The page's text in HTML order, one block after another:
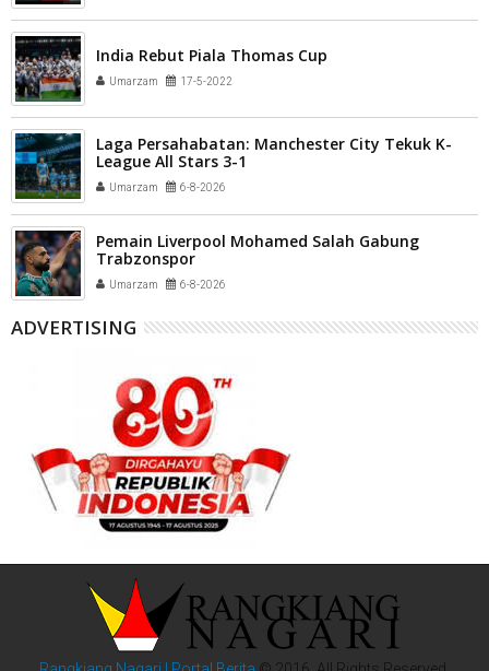
India Rebut Piala Thomas Cup
Umarzam 17-5-2022
Laga Persahabatan: Manchester City Tekuk K-
League All Stars 3-1
Umarzam 6-8-2026
Pemain Liverpool Mohamed Salah Gabung
Trabzonspor
Umarzam 6-8-2026
ADVERTISING